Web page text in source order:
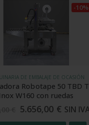
RETRÁCTIL ALIMENTARIO POF
POF alimentario
40 cm 12,5 my
94,64€ SIN IVA
-5%